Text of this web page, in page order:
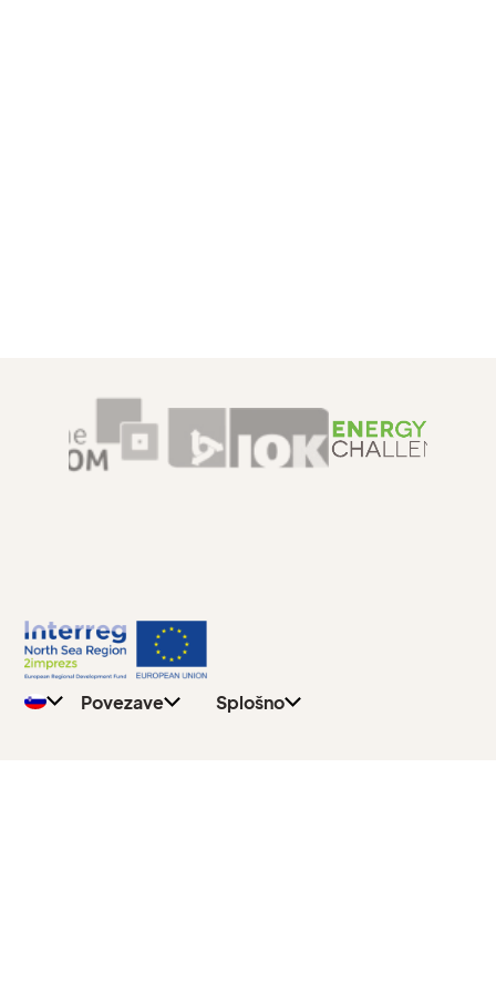
Povezave
zasebnosti
Pišite na
Splošno